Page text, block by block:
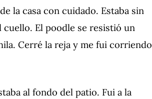
la casa con cuidado. Estaba sin
cuello. El poodle se resistió un
Cerré la reja y me fui corriendo
al fondo del patio. Fui a la